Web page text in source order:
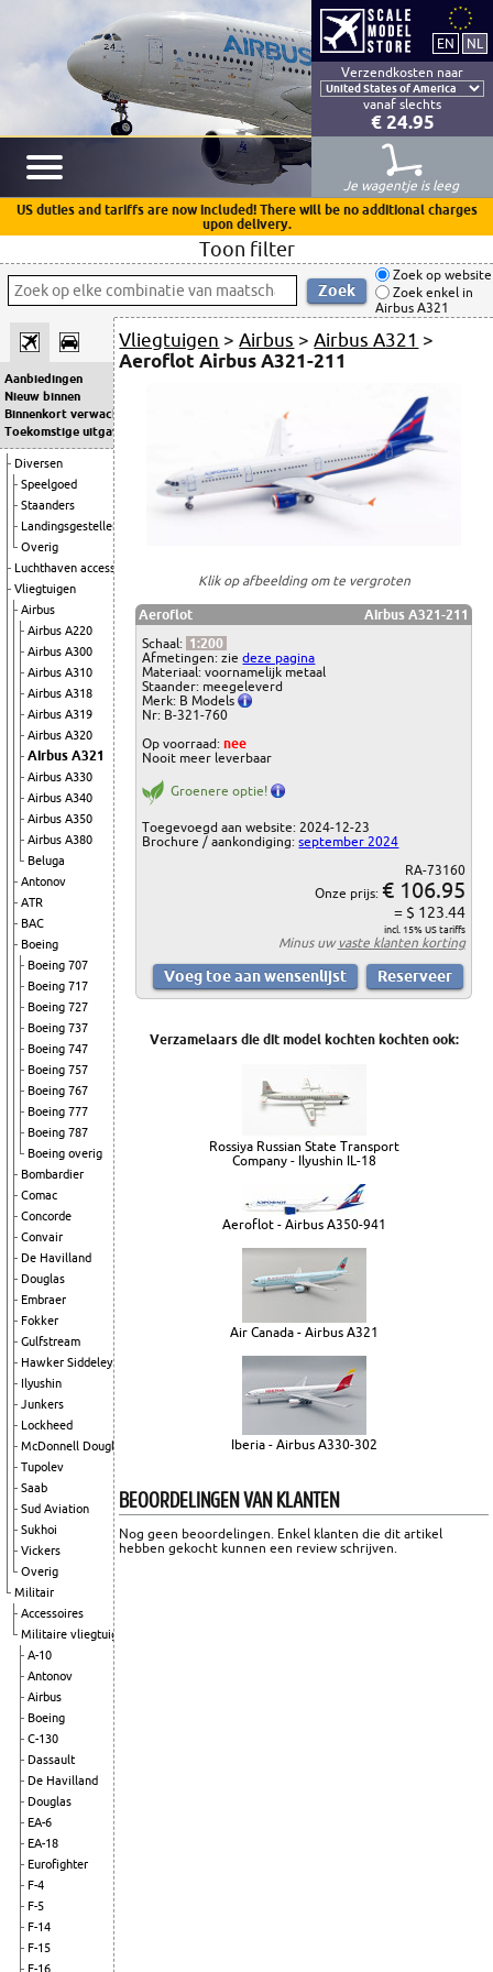
Verzendkosten naar
vanaf slechts
€ 24.95
Je wagentje is leeg
US duties and tariffs are now included! There will be no additional charges
upon delivery.
Toon filter
Zoek op website
Zoek enkel in
Airbus A321
Aanbiedingen
Nieuw binnen
Binnenkort verwacht
Toekomstige uitgaven
Diversen
Speelgoed
Staanders
Landingsgestellen
Overig
Luchthaven accessoires
Vliegtuigen
Airbus
Airbus A220
Airbus A300
Airbus A310
Airbus A318
Airbus A319
Airbus A320
Airbus A321
Airbus A330
Airbus A340
Airbus A350
Airbus A380
Beluga
Antonov
ATR
BAC
Boeing
Boeing 707
Boeing 717
Boeing 727
Boeing 737
Boeing 747
Boeing 757
Boeing 767
Boeing 777
Boeing 787
Boeing overig
Bombardier
Comac
Concorde
Convair
De Havilland
Douglas
Embraer
Fokker
Gulfstream
Hawker Siddeley
Ilyushin
Junkers
Lockheed
McDonnell Douglas
Tupolev
Saab
Sud Aviation
Sukhoi
Vickers
Overig
Militair
Accessoires
Militaire vliegtuigen
A-10
Antonov
Airbus
Boeing
C-130
Dassault
De Havilland
Douglas
EA-6
EA-18
Eurofighter
F-4
F-5
F-14
F-15
F-16
Vliegtuigen >Airbus >Airbus A321 >
Aeroflot Airbus A321-211
Klik op afbeelding om te vergroten
Aeroflot
Airbus A321-211
Schaal: 1:200
Afmetingen: ziedeze pagina
Materiaal: voornamelijk metaal
Staander: meegeleverd
Merk: B Models
Nr: B-321-760
Op voorraad:nee
Nooit meer leverbaar
Groenere optie!
Toegevoegd aan website: 2024-12-23
Brochure / aankondiging:september 2024
RA-73160
Onze prijs: € 106.95
= $ 123.44
incl. 15% US tariffs
Minus uwvaste klanten korting
Verzamelaars die dit model kochten kochten ook:
Rossiya Russian State Transport
Company - Ilyushin IL-18
Aeroflot - Airbus A350-941
Air Canada - Airbus A321
Iberia - Airbus A330-302
BEOORDELINGEN VAN KLANTEN
Nog geen beoordelingen. Enkel klanten die dit artikel
hebben gekocht kunnen een review schrijven.